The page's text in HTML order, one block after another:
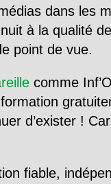
dans les
à la qualité
point de vue.
comme
d’exister !
fiable,